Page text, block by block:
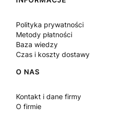
Polityka prywatności
Metody płatności
Baza wiedzy
Czas i koszty dostawy
O NAS
Kontakt i dane firmy
O firmie